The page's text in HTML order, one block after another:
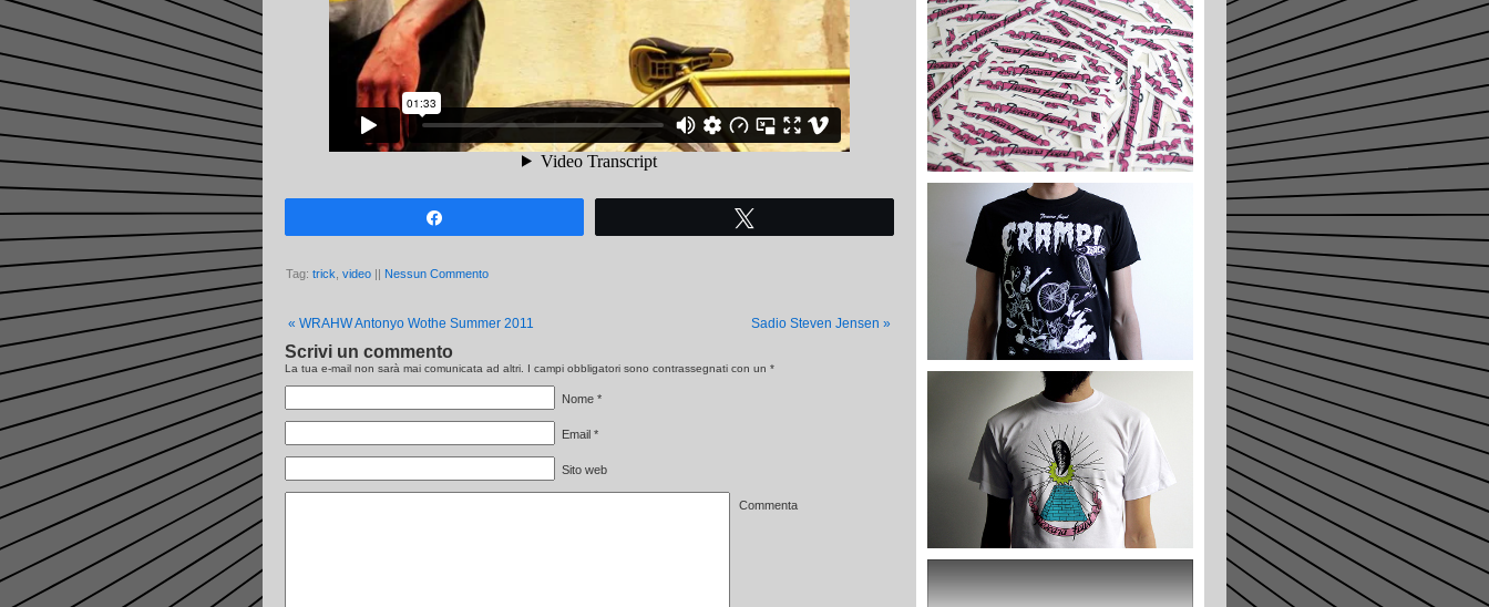
Tag: trick video || Nessun Commento
« WRAHW Antonyo Wothe Summer 2011 Sadio Steven Jensen »
Scrivi un commento
La tua e-mail non sarà mai comunicata ad altri. I campi obbligatori sono contrassegnati con un *
Nome *
Email *
Sito web
Commenta